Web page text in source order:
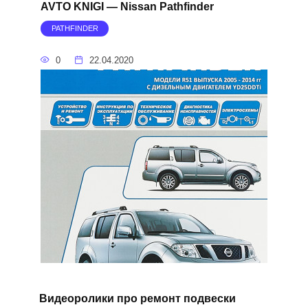
AVTO KNIGI — Nissan Pathfinder
PATHFINDER
0 22.04.2020
Видеоролики про ремонт подвески